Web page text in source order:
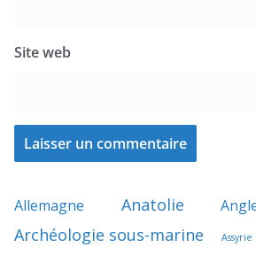
Site web
Allemagne Anatolie
Archéologie sous-marine Assyrie